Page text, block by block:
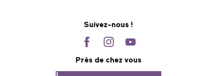
Suivez-nous !
Près de chez vous